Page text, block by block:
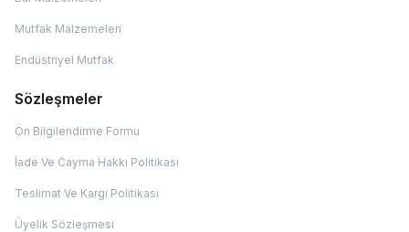
Mutfak Malzemeleri
Endüstriyel Mutfak
Sözleşmeler
Ön Bilgilendirme Formu
İade Ve Cayma Hakkı Politikası
Teslimat Ve Kargı Politikası
Üyelik Sözleşmesi